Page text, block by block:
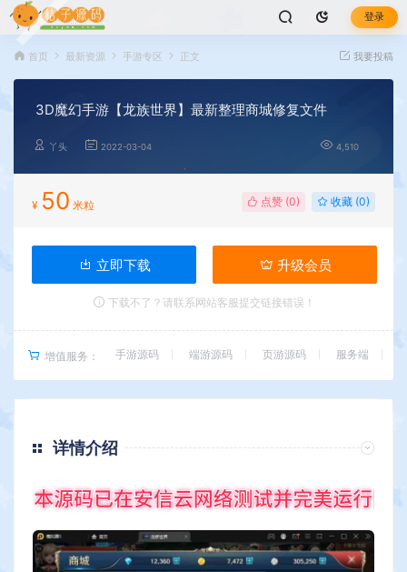
登录
首页 最新资源 手游专区 正文 我要投稿
3D魔幻手游【龙族世界】最新整理商城修复文件
丫头 2022-03-04 4,510
¥ 50 米粒 点赞 (0) 收藏 (0)
立即下载 升级会员
下载不了？请联系网站客服提交链接错误！
增值服务： 手游源码 端游源码 页游源码 服务端
详情介绍